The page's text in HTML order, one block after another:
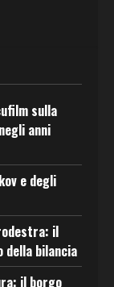
sulla
anni
e degli
il
della bilancia
il borgo